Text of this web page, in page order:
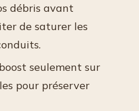
débris avant
de saturer les
seulement sur
pour préserver